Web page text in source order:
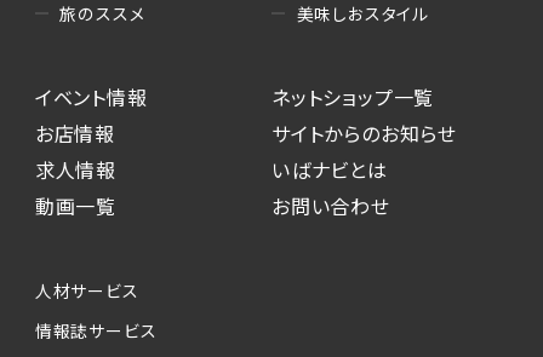
旅のススメ
美味しおスタイル
イベント情報
お店情報
求人情報
動画一覧
ネットショップ一覧
サイトからのお知らせ
いばナビとは
お問い合わせ
人材サービス
情報誌サービス